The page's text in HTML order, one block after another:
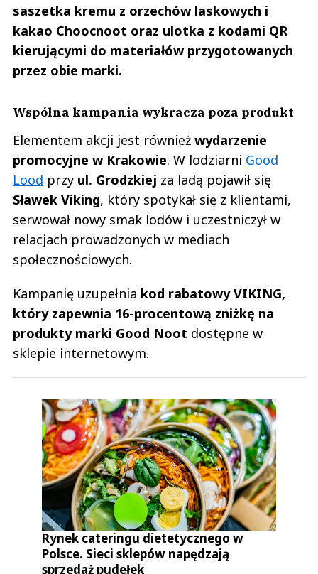
saszetka kremu z orzechów laskowych i
kakao Choocnoot oraz ulotka z kodami QR
kierującymi do materiałów przygotowanych
przez obie marki.
Wspólna kampania wykracza poza produkt
Elementem akcji jest również wydarzenie
promocyjne w Krakowie. W lodziarni Good
Lood przy ul. Grodzkiej za ladą pojawił się
Sławek Viking, który spotykał się z klientami,
serwował nowy smak lodów i uczestniczył w
relacjach prowadzonych w mediach
społecznościowych.
Kampanię uzupełnia kod rabatowy VIKING,
który zapewnia 16-procentową zniżkę na
produkty marki Good Noot dostępne w
sklepie internetowym.
Rynek cateringu dietetycznego w
Polsce. Sieci sklepów napędzają
sprzedaż pudełek